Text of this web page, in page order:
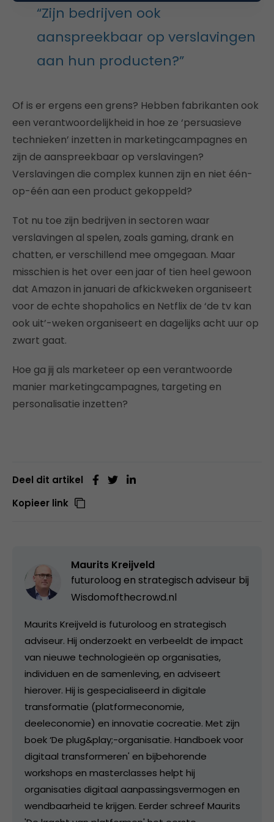
“Zijn bedrijven ook
aanspreekbaar op verslavingen
aan hun producten?”
Of is er ergens een grens? Hebben fabrikanten ook
een verantwoordelijkheid in hoe ze ‘persuasieve
technieken’ inzetten in marketingcampagnes en
zijn de aanspreekbaar op verslavingen?
Verslavingen die complex kunnen zijn en niet één-
op-één aan een product gekoppeld?
Tot nu toe zijn bedrijven in sectoren waar
verslavingen al spelen, zoals gaming, drank en
chatten, er verschillend mee omgegaan. Maar
misschien is het over een jaar of tien heel gewoon
dat Amazon in januari de afkickweken organiseert
voor de echte shopaholics en Netflix de ‘de tv kan
ook uit’-weken organiseert en dagelijks acht uur op
zwart gaat.
Hoe ga jij als marketeer op een verantwoorde
manier marketingcampagnes, targeting en
personalisatie inzetten?
Deel dit artikel
Kopieer link
Maurits Kreijveld
futuroloog en strategisch adviseur bij
Wisdomofthecrowd.nl
Maurits Kreijveld is futuroloog en strategisch
adviseur. Hij onderzoekt en verbeeldt de impact
van nieuwe technologieën op organisaties,
individuen en de samenleving, en adviseert
hierover. Hij is gespecialiseerd in digitale
transformatie (platformeconomie,
deeleconomie) en innovatie cocreatie. Met zijn
boek ‘De plug&play;-organisatie. Handboek voor
digitaal transformeren' en bijbehorende
workshops en masterclasses helpt hij
organisaties digitaal aanpassingsvermogen en
wendbaarheid te krijgen. Eerder schreef Maurits